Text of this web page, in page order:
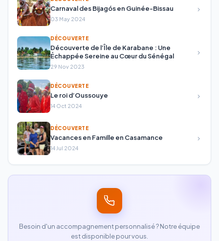
Carnaval des Bijagós en Guinée-Bissau
03 May 2024
DÉCOUVERTE
Découverte de l’Île de Karabane : Une
Échappée Sereine au Cœur du Sénégal
29 Nov 2023
DÉCOUVERTE
Le roi d’Oussouye
14 Oct 2024
DÉCOUVERTE
Vacances en Famille en Casamance
14 Jul 2024
Besoin d'un accompagnement personnalisé ? Notre équipe
est disponible pour vous.